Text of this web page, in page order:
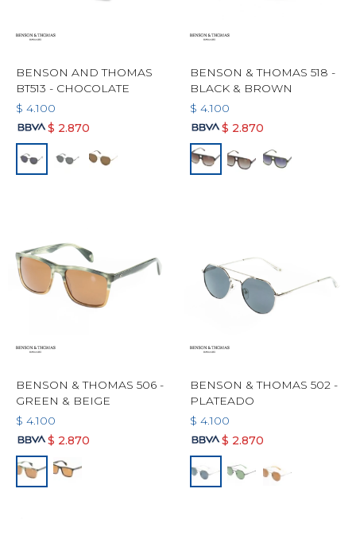
BENSON AND THOMAS
BT513 - CHOCOLATE
$ 4.100
$ 2.870
BENSON & THOMAS 518 -
BLACK & BROWN
$ 4.100
$ 2.870
BENSON & THOMAS 506 -
GREEN & BEIGE
$ 4.100
$ 2.870
BENSON & THOMAS 502 -
PLATEADO
$ 4.100
$ 2.870